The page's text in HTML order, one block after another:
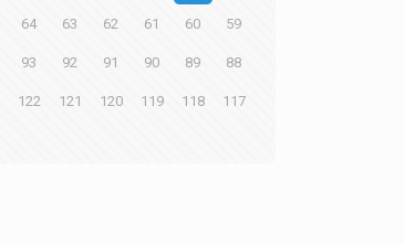
59
60
61
62
63
64
88
89
90
91
92
93
117
118
119
120
121
122